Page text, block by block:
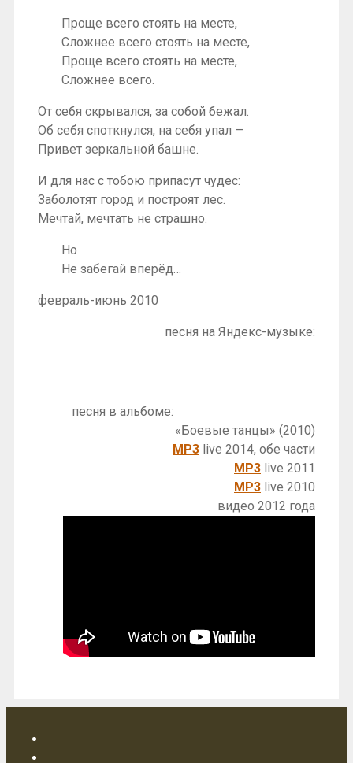
Проще всего стоять на месте,
Сложнее всего стоять на месте,
Проще всего стоять на месте,
Сложнее всего.
От себя скрывался, за собой бежал.
Об себя споткнулся, на себя упал —
Привет зеркальной башне.
И для нас с тобою припасут чудес:
Заболотят город и построят лес.
Мечтай, мечтать не страшно.
Но
Не забегай вперёд…
февраль-июнь 2010
песня на Яндекс-музыке:
песня в альбоме:
«Боевые танцы» (2010)
MP3 live 2014, обе части
MP3 live 2011
MP3 live 2010
видео 2012 года